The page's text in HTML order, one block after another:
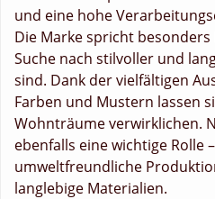
und eine hohe
Die Marke spricht
Suche nach stilvoller und
sind. Dank der vielfältigen
Farben und Mustern lassen
Wohnträume verwirklichen.
ebenfalls eine wichtige Rolle
umweltfreundliche
langlebige Materialien.